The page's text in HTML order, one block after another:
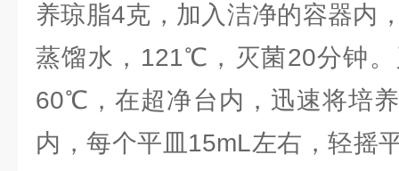
养琼脂4克，加入洁净的容器内
蒸馏水，121℃，灭菌20分钟
60℃，在超净台内，迅速将培
内，每个平皿15mL左右，轻摇